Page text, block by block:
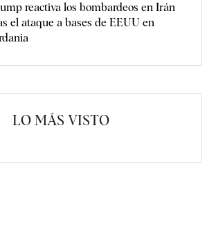
reactiva los bombardeos en Irán
el ataque a bases de EEUU en
LO MÁS VISTO